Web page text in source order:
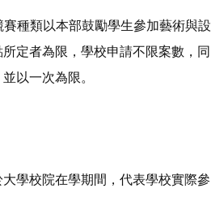
種類以本部鼓勵學生參加藝術與設
定者為限，學校申請不限案數，同
以一次為限。
學校院在學期間，代表學校實際參